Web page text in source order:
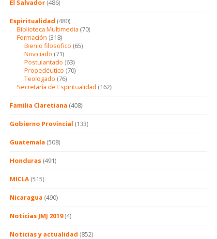
El Salvador (486)
Espiritualidad (480)
Biblioteca Multimedia (70)
Formación (318)
Bienio filosofico (65)
Noviciado (71)
Postulantado (63)
Propedéutico (70)
Teologado (76)
Secretaría de Espiritualidad (162)
Familia Claretiana (408)
Gobierno Provincial (133)
Guatemala (508)
Honduras (491)
MICLA (515)
Nicaragua (490)
Noticias JMJ 2019(4)
Noticias y actualidad (852)